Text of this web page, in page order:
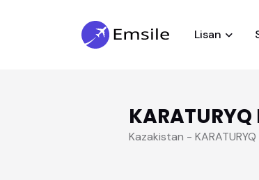
Lisan
Kazakistan -